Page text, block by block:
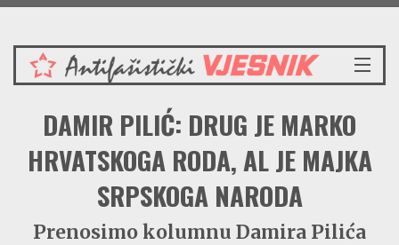
Nedjelja 9.8.2026.
VIJESTI
REDAKCIJSKI KOMENTAR
VJESNIKOV KALENDAR
CRVENI ZABAVNIK
PRENOSIMO
DAMIR PILIĆ: DRUG JE MARKO
HRVATSKOGA RODA, AL JE MAJKA
SRPSKOGA NARODA
Prenosimo kolumnu Damira Pilića